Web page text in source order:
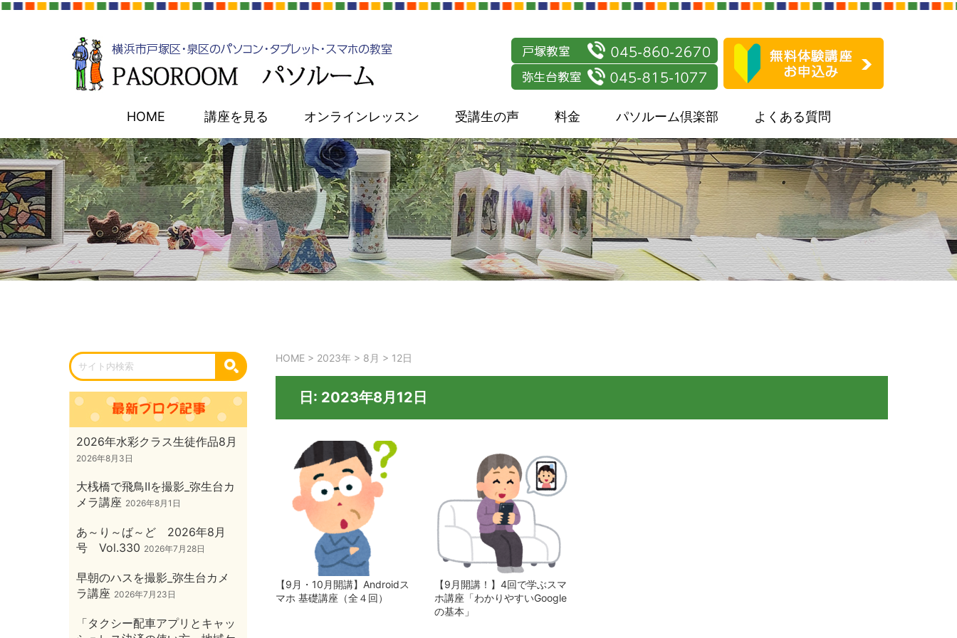
HOME 講座を見る オンラインレッスン 受講生の声 料金 パソルーム倶楽部 よくある質問
HOME > 2023年 > 8月 > 12日
日: 2023年8月12日
【9月・10月開講】Androidス
マホ 基礎講座（全４回）
【9月開講！】4回で学ぶスマ
ホ講座「わかりやすいGoogle
の基本」
2026年水彩クラス生徒作品8月
2026年8月3日
大桟橋で飛鳥Ⅱを撮影_弥生台カ
メラ講座 2026年8月1日
あ～り～ば～ど 2026年8月
号 Vol.330 2026年7月28日
早朝のハスを撮影_弥生台カメ
ラ講座 2026年7月23日
「タクシー配車アプリとキャッ